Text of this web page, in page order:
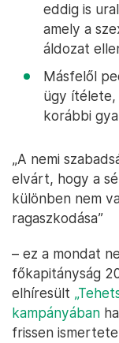
eddig is
amely a
áldozat
Másfelől
ügy ítélete,
korábbi
„A nemi
elvárt, hogy a
különben nem
ragaszkodása”
– ez a mondat
főkapitányság
elhíresült
kampányában
frissen